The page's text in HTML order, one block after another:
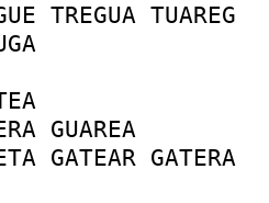
TREGUA TUAREG
GUAREA
GATEAR GATERA